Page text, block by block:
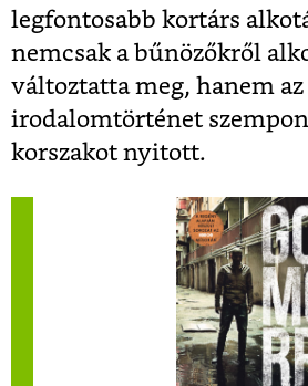
legfontosabb kortárs
nemcsak a bűnözőkről
változtatta meg, hanem az
irodalomtörténet
korszakot nyitott.